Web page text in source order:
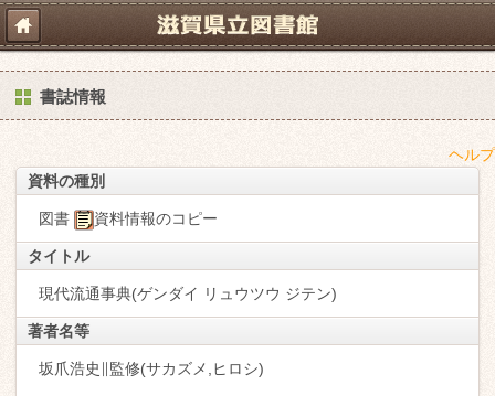
書誌情報
ヘルプ
資料の種別
図書 資料情報のコピー
タイトル
現代流通事典(ゲンダイ リュウツウ ジテン)
著者名等
坂爪浩史∥監修(サカズメ,ヒロシ)